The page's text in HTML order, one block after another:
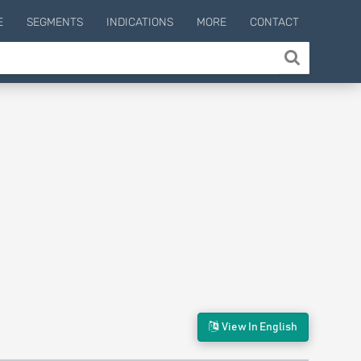
SEGMENTS INDICATIONS MORE CONTACT
View In English